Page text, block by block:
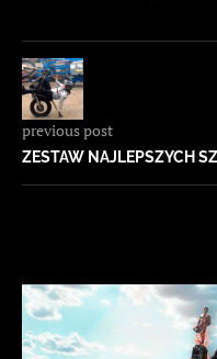
previous post
ZESTAW NAJLEPSZYCH